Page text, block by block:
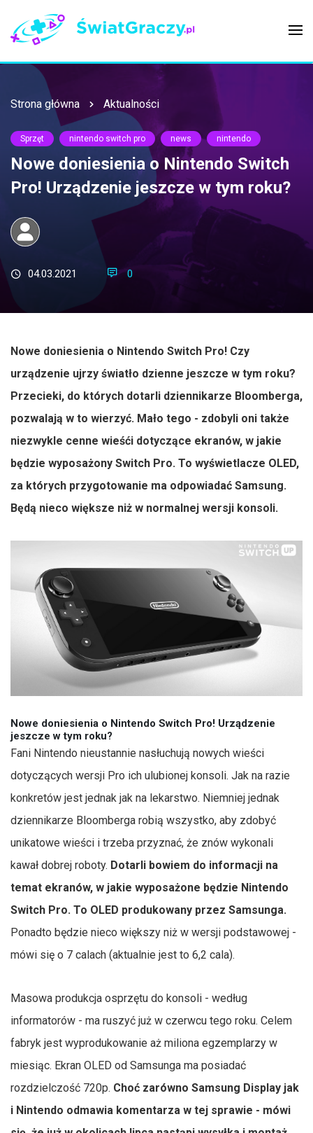
Strona główna Aktualności
Sprzęt nintendo switch pro news nintendo
Nowe doniesienia o Nintendo Switch
Pro! Urządzenie jeszcze w tym roku?
04.03.2021 0
Nowe doniesienia o Nintendo Switch Pro! Czy
urządzenie ujrzy światło dzienne jeszcze w tym roku?
Przecieki, do których dotarli dziennikarze Bloomberga,
pozwalają w to wierzyć. Mało tego - zdobyli oni także
niezwykle cenne wieśći dotyczące ekranów, w jakie
będzie wyposażony Switch Pro. To wyświetlacze OLED,
za których przygotowanie ma odpowiadać Samsung.
Będą nieco większe niż w normalnej wersji konsoli.
Nowe doniesienia o Nintendo Switch Pro! Urządzenie
jeszcze w tym roku?
Fani Nintendo nieustannie nasłuchują nowych wieści
dotyczących wersji Pro ich ulubionej konsoli. Jak na razie
konkretów jest jednak jak na lekarstwo. Niemniej jednak
dziennikarze Bloomberga robią wszystko, aby zdobyć
unikatowe wieści i trzeba przyznać, że znów wykonali
kawał dobrej roboty. Dotarli bowiem do informacji na
temat ekranów, w jakie wyposażone będzie Nintendo
Switch Pro. To OLED produkowany przez Samsunga.
Ponadto będzie nieco większy niż w wersji podstawowej -
mówi się o 7 calach (aktualnie jest to 6,2 cala).
Masowa produkcja osprzętu do konsoli - według
informatorów - ma ruszyć już w czerwcu tego roku. Celem
fabryk jest wyprodukowanie aż miliona egzemplarzy w
miesiąc. Ekran OLED od Samsunga ma posiadać
rozdzielczość 720p. Choć zarówno Samsung Display jak
i Nintendo odmawia komentarza w tej sprawie - mówi